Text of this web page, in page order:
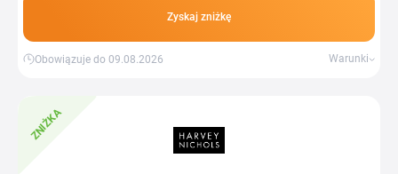
zostanie dołączony do zamówienia po
Zyskaj zniżkę
Obowiązuje do 09.08.2026 Warunki
ZNIŻKA